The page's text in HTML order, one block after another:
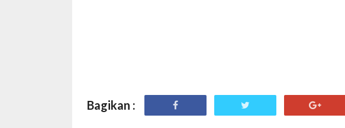
Bagikan :